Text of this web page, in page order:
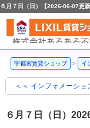
６月７日（日）【2026-06-07更
宇都宮賃貸ショップ イ
＜＜ インフォメーショ
６月７日（日）